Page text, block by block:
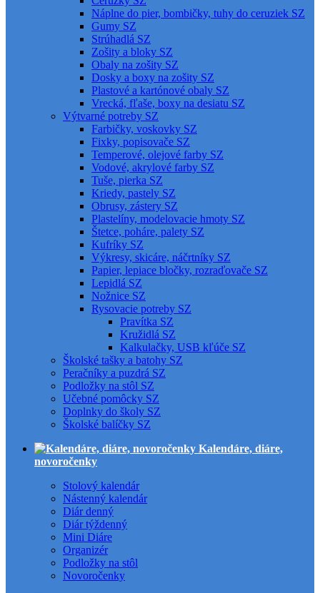
Náplne do pier, bombičky, tuhy do ceruziek SZ
Gumy SZ
Strúhadlá SZ
Zošity a bloky SZ
Obaly na zošity SZ
Dosky a boxy na zošity SZ
Plastové a kartónové obaly SZ
Vrecká, fľaše, boxy na desiatu SZ
Výtvarné potreby SZ
Farbičky, voskovky SZ
Fixky, popisovače SZ
Temperové, olejové farby SZ
Vodové, akrylové farby SZ
Tuše, pierka SZ
Kriedy, pastely SZ
Obrusy, zástery SZ
Plastelíny, modelovacie hmoty SZ
Štetce, poháre, palety SZ
Kufríky SZ
Výkresy, skicáre, náčrtníky SZ
Papier, lepiace bločky, rozraďovače SZ
Lepidlá SZ
Nožnice SZ
Rysovacie potreby SZ
Pravítka SZ
Kružidlá SZ
Kalkulačky, USB kľúče SZ
Školské tašky a batohy SZ
Peračníky a puzdrá SZ
Podložky na stôl SZ
Učebné pomôcky SZ
Doplnky do školy SZ
Školské balíčky SZ
Kalendáre, diáre,
novoročenky
Stolový kalendár
Nástenný kalendár
Diár denný
Diár týždenný
Mini Diáre
Organizér
Podložky na stôl
Novoročenky